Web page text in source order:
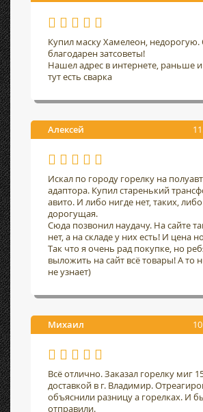
Купил маску Хамелеон,
благодарен затсоветы!
Нашел адрес в интернете, раньше и
тут есть сварка
Алексей
Искал по городу горелку на
адаптора. Купил старенький
авито. И либо нигде нет, таких,
дорогущая.
Сюда позвонил наудачу. На сайте
нет, а на складе у них есть! И цена
Так что я очень рад покупке, но
выложить на сайт всё товары! А то
не узнает)
Михаил
Всё отлично. Заказал горелку миг
доставкой в г. Владимир.
объяснили разницу а горелках. И
отправили.